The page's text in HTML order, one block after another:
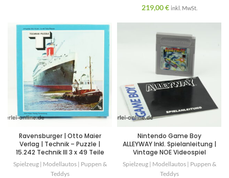
219,00€ inkl. MwSt.
Ravensburger | Otto Maier
Verlag | Technik – Puzzle |
15.242 Technik III 3 x 49 Teile
Spielzeug | Modellautos | Puppen &
Teddys
Nintendo Game Boy
ALLEYWAY Inkl. Spielanleitung |
Vintage NOE Videospiel
Spielzeug | Modellautos | Puppen &
Teddys